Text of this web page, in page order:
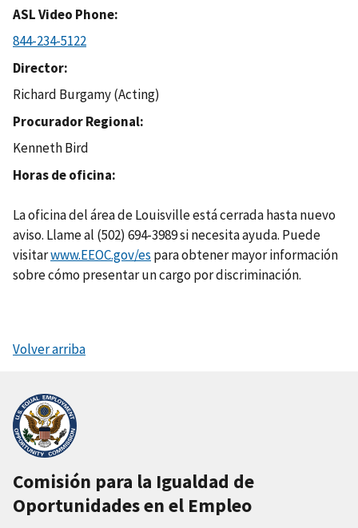
ASL Video Phone
844-234-5122
Director
Richard Burgamy (Acting)
Procurador Regional
Kenneth Bird
Horas de oficina
La oficina del área de Louisville está cerrada hasta nuevo
aviso. Llame al (502) 694-3989 si necesita ayuda. Puede
visitarwww.EEOC.gov/es para obtener mayor información
sobre cómo presentar un cargo por discriminación.
Volver arriba
Comisión para la Igualdad de
Oportunidades en el Empleo